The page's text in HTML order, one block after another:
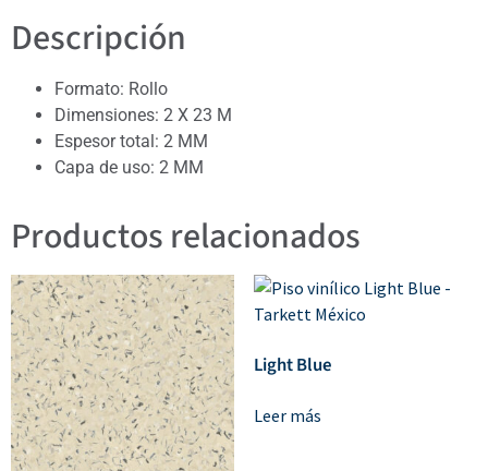
Descripción
Formato: Rollo
Dimensiones: 2 X 23 M
Espesor total: 2 MM
Capa de uso: 2 MM
Productos relacionados
Light Blue
Leer más